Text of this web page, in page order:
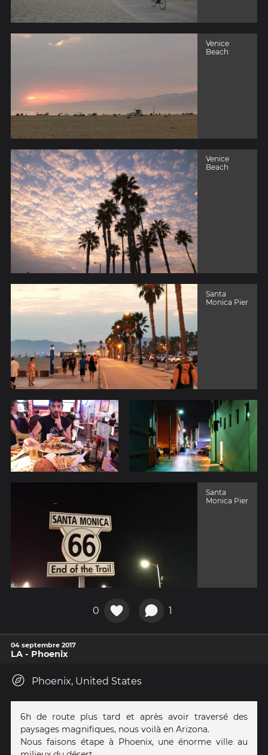
Venice
Beach
Venice
Beach
Santa
Monica Pier
Santa
Monica Pier
0 1
04 septembre 2017
LA - Phoenix
Phoenix, United States
6h de route plus tard et après avoir traversé des
paysages magnifiques, nous voilà en Arizona.
Nous faisons étape à Phoenix, une énorme ville au